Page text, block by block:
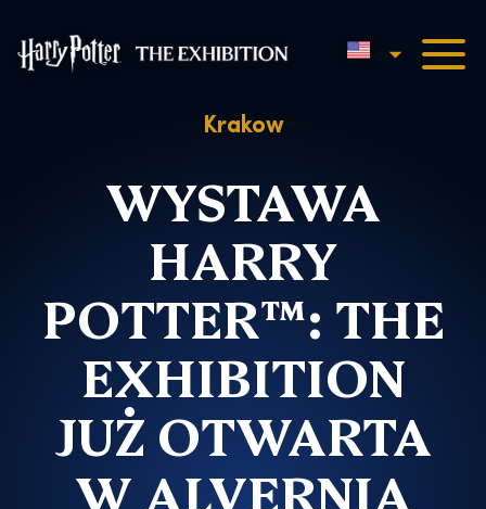
Harry Potter™: The
English
Krakow
WYSTAWA
HARRY
POTTER™: THE
EXHIBITION
JUŻ OTWARTA
W ALVERNIA